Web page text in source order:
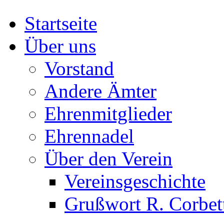
Startseite
Über uns
Vorstand
Andere Ämter
Ehrenmitglieder
Ehrennadel
Über den Verein
Vereinsgeschichte
Grußwort R.